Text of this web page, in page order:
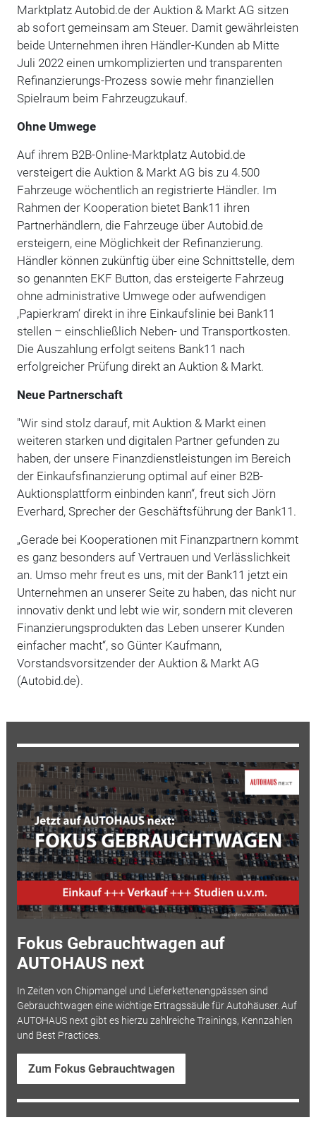
Marktplatz Autobid.de der Auktion & Markt AG sitzen
ab sofort gemeinsam am Steuer. Damit gewährleisten
beide Unternehmen ihren Händler-Kunden ab Mitte
Juli 2022 einen umkomplizierten und transparenten
Refinanzierungs-Prozess sowie mehr finanziellen
Spielraum beim Fahrzeugzukauf.
Ohne Umwege
Auf ihrem B2B-Online-Marktplatz Autobid.de
versteigert die Auktion & Markt AG bis zu 4.500
Fahrzeuge wöchentlich an registrierte Händler. Im
Rahmen der Kooperation bietet Bank11 ihren
Partnerhändlern, die Fahrzeuge über Autobid.de
ersteigern, eine Möglichkeit der Refinanzierung.
Händler können zukünftig über eine Schnittstelle, dem
so genannten EKF Button, das ersteigerte Fahrzeug
ohne administrative Umwege oder aufwendigen
‚Papierkram‘ direkt in ihre Einkaufslinie bei Bank11
stellen – einschließlich Neben- und Transportkosten.
Die Auszahlung erfolgt seitens Bank11 nach
erfolgreicher Prüfung direkt an Auktion & Markt.
Neue Partnerschaft
"Wir sind stolz darauf, mit Auktion & Markt einen
weiteren starken und digitalen Partner gefunden zu
haben, der unsere Finanzdienstleistungen im Bereich
der Einkaufsfinanzierung optimal auf einer B2B-
Auktionsplattform einbinden kann“, freut sich Jörn
Everhard, Sprecher der Geschäftsführung der Bank11.
„Gerade bei Kooperationen mit Finanzpartnern kommt
es ganz besonders auf Vertrauen und Verlässlichkeit
an. Umso mehr freut es uns, mit der Bank11 jetzt ein
Unternehmen an unserer Seite zu haben, das nicht nur
innovativ denkt und lebt wie wir, sondern mit cleveren
Finanzierungsprodukten das Leben unserer Kunden
einfacher macht“, so Günter Kaufmann,
Vorstandsvorsitzender der Auktion & Markt AG
(Autobid.de).
Fokus Gebrauchtwagen auf
AUTOHAUS next
In Zeiten von Chipmangel und Lieferkettenengpässen sind
Gebrauchtwagen eine wichtige Ertragssäule für Autohäuser. Auf
AUTOHAUS next gibt es hierzu zahlreiche Trainings, Kennzahlen
und Best Practices.
Zum Fokus Gebrauchtwagen